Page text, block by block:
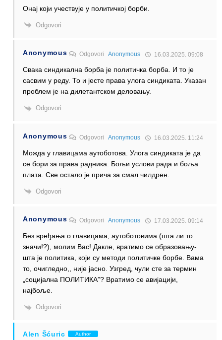
Онај који учествује у политичкој борби.
Odgovori
Anonymous OdgovoriAnonymous 16.03.2025. 09:08
Свака синдикална борба је политичка борба. И то је
сасвим у реду. То и јесте права улога синдиката. Указан
проблем је на дилетантском деловању.
Odgovori
Anonymous OdgovoriAnonymous 16.03.2025. 11:24
Можда у главицама аутоботова. Улога синдиката је да
се бори за права радника. Бољи услови рада и боља
плата. Све остало је прича за смал чилдрен.
Odgovori
Anonymous OdgovoriAnonymous 17.03.2025. 09:14
Без вређања о главицама, аутоботовима (шта ли то
значи!?), молим Вас! Дакле, вратимо се образовању-
шта је политика, који су методи политичке борбе. Вама
то, очигледно,, није јасно. Узгред, чули сте за термин
„социјална ПОЛИТИКА”? Вратимо се авијацији,
најбоље.
Odgovori
Alen Šćuric Author